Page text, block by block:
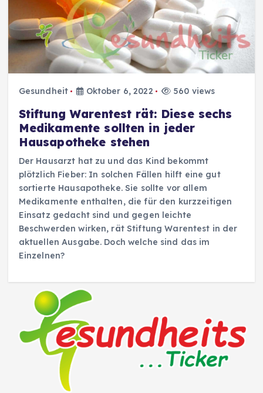
Gesundheit Oktober 6, 2022 560 views
Stiftung Warentest rät: Diese sechs
Medikamente sollten in jeder
Hausapotheke stehen
Der Hausarzt hat zu und das Kind bekommt
plötzlich Fieber: In solchen Fällen hilft eine gut
sortierte Hausapotheke. Sie sollte vor allem
Medikamente enthalten, die für den kurzzeitigen
Einsatz gedacht sind und gegen leichte
Beschwerden wirken, rät Stiftung Warentest in der
aktuellen Ausgabe. Doch welche sind das im
Einzelnen?